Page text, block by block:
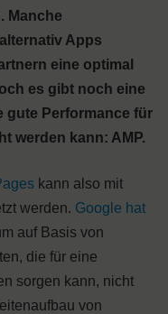
Manche
Apps
eine optimal
es gibt noch eine
gute Performance für
werden kann: AMP.
kann also mit
werden. Google hat
auf Basis von
die für eine
sorgen kann, nicht
von